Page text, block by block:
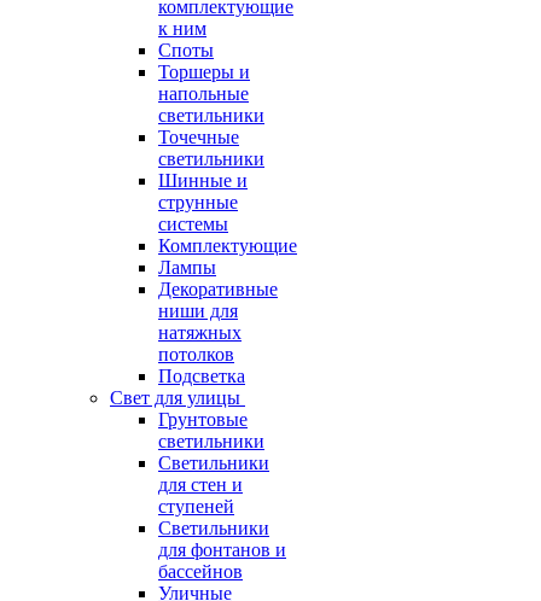
комплектующие
к ним
Споты
Торшеры и
напольные
светильники
Точечные
светильники
Шинные и
струнные
системы
Комплектующие
Лампы
Декоративные
ниши для
натяжных
потолков
Подсветка
Свет для улицы
Грунтовые
светильники
Светильники
для стен и
ступеней
Светильники
для фонтанов и
бассейнов
Уличные